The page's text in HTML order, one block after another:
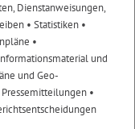
Dienstanweisungen,
• Statistiken •
•
und
und Geo-
•